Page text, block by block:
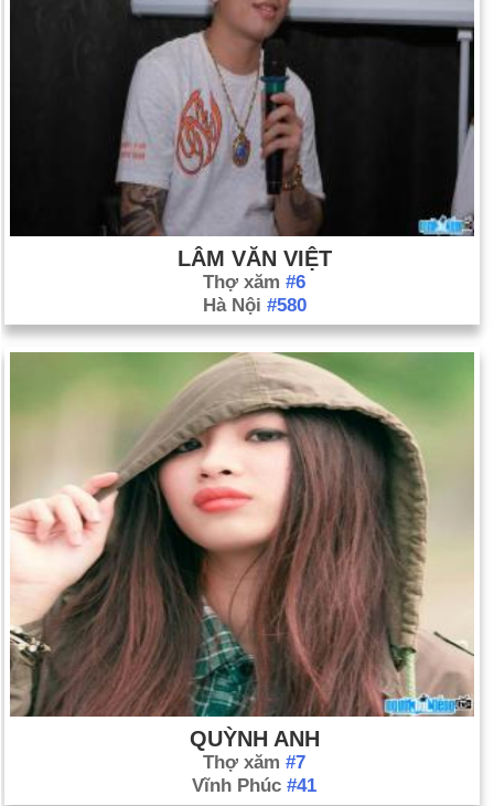
LÂM VĂN VIỆT
Thợ xăm #6
Hà Nội #580
QUỲNH ANH
Thợ xăm #7
Vĩnh Phúc #41